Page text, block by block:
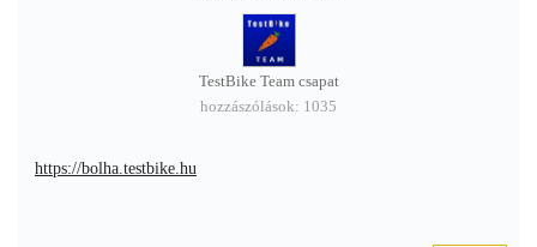
TestBike Team csapat
hozzászólások: 1035
https://bolha.testbike.hu